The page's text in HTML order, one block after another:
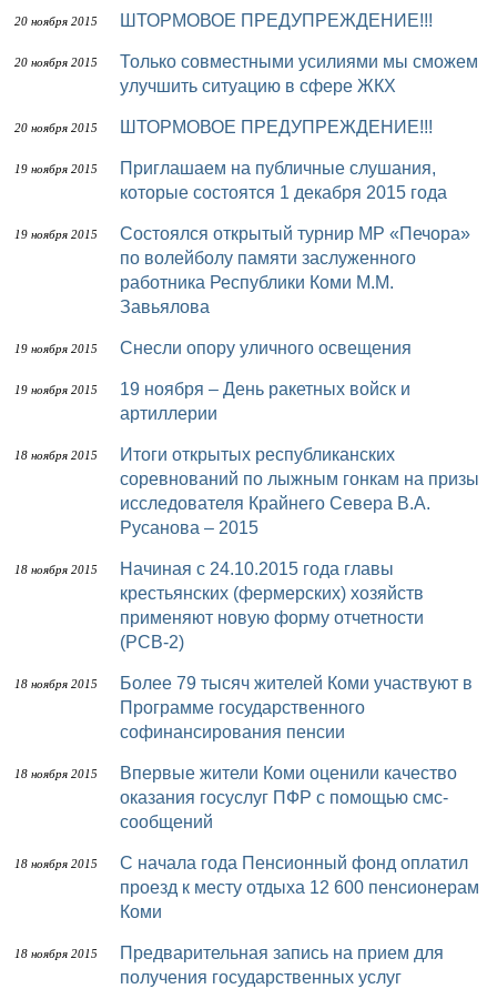
20 ноября 2015 ШТОРМОВОЕ ПРЕДУПРЕЖДЕНИЕ!!!
20 ноября 2015
Только совместными усилиями мы сможем
улучшить ситуацию в сфере ЖКХ
20 ноября 2015 ШТОРМОВОЕ ПРЕДУПРЕЖДЕНИЕ!!!
19 ноября 2015
Приглашаем на публичные слушания,
которые состоятся 1 декабря 2015 года
19 ноября 2015
Состоялся открытый турнир МР «Печора»
по волейболу памяти заслуженного
работника Республики Коми М.М.
Завьялова
19 ноября 2015 Снесли опору уличного освещения
19 ноября 2015
19 ноября – День ракетных войск и
артиллерии
18 ноября 2015
Итоги открытых республиканских
соревнований по лыжным гонкам на призы
исследователя Крайнего Севера В.А.
Русанова – 2015
18 ноября 2015
Начиная с 24.10.2015 года главы
крестьянских (фермерских) хозяйств
применяют новую форму отчетности
(РСВ-2)
18 ноября 2015
Более 79 тысяч жителей Коми участвуют в
Программе государственного
софинансирования пенсии
18 ноября 2015
Впервые жители Коми оценили качество
оказания госуслуг ПФР с помощью смс-
сообщений
18 ноября 2015
С начала года Пенсионный фонд оплатил
проезд к месту отдыха 12 600 пенсионерам
Коми
18 ноября 2015
Предварительная запись на прием для
получения государственных услуг